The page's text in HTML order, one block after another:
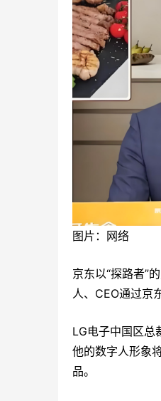
图片： 网络
京东以“探路者”
人、CEO通过京
LG电子中国区总
他的数字人形象
品。